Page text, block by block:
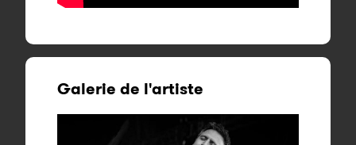
Galerie de l'artiste